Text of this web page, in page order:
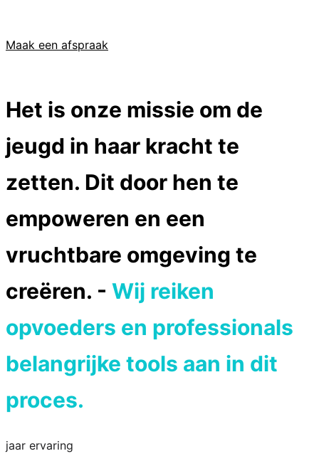
Maak een afspraak
Het is onze missie om de
jeugd in haar kracht te
zetten. Dit door hen te
empoweren en een
vruchtbare omgeving te
creëren. - Wij reiken
opvoeders en professionals
belangrijke tools aan in dit
proces.
jaar ervaring